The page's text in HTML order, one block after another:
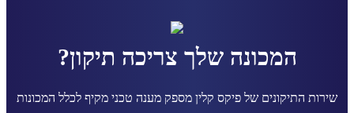
המכונה שלך צריכה תיקון?
שירות התיקונים של פיקס קלין מספק מענה טכני מקיף לכלל המכונות